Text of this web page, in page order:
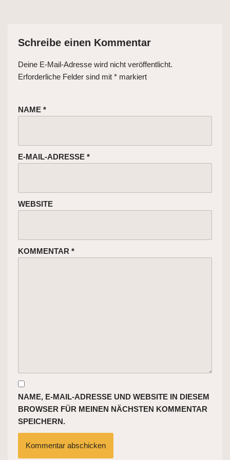
Schreibe einen Kommentar
Deine E-Mail-Adresse wird nicht veröffentlicht.
Erforderliche Felder sind mit * markiert
NAME *
E-MAIL-ADRESSE *
WEBSITE
KOMMENTAR *
NAME, E-MAIL-ADRESSE UND WEBSITE IN DIESEM
BROWSER FÜR MEINEN NÄCHSTEN KOMMENTAR
SPEICHERN.